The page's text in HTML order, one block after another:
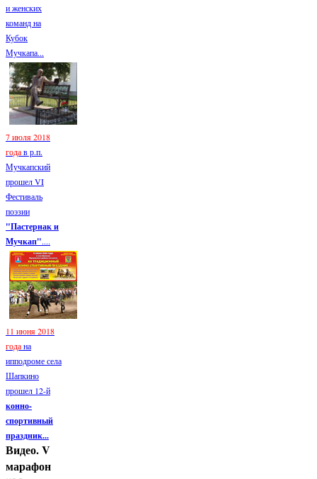
и женских
команд на
Кубок
Мучкапа...
7 июля 2018
годав р.п.
Мучкапский
прошел VI
Фестиваль
поэзии
"Пастернак и
Мучкап"....
11 июня 2018
годана
ипподроме села
Шапкино
прошел 12-й
конно-
спортивный
праздник...
Видео. V
марафон